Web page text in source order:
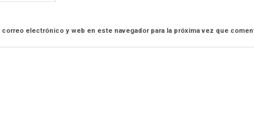
correo electrónico y web en este navegador para la próxima vez que